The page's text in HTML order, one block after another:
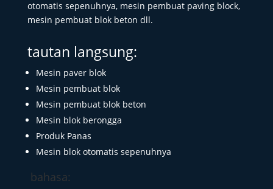
otomatis sepenuhnya, mesin pembuat paving block,
mesin pembuat blok beton dll.
tautan langsung:
Mesin paver blok
Mesin pembuat blok
Mesin pembuat blok beton
Mesin blok berongga
Produk Panas
Mesin blok otomatis sepenuhnya
bahasa: